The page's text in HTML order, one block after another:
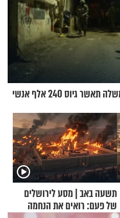
על רקע החשש מהסלמה: הממשלה תאשר גיוס 240 אלף אנשי
תשעה באב | מסע לירושלים
של פעם: רואים את הנחמה